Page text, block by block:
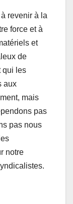
revenir à la
force et à
et
de
qui les
aux
mais
pas
pas nous
notre